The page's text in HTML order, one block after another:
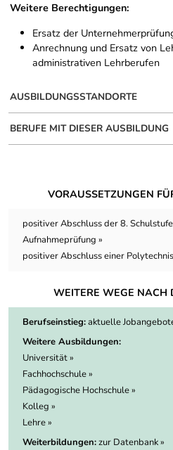
Weitere Berechtigungen:
Ersatz der
Anrechnung und Ersatz von
administrativen Lehrberufen
AUSBILDUNGSSTANDORTE
BERUFE MIT DIESER AUSBILDUNG
VORAUSSETZUNGEN
positiver Abschluss der 8.
Aufnahmeprüfung »
positiver Abschluss einer
WEITERE WEGE NACH
Berufseinstieg:aktuelle
Weitere Ausbildungen:
Universität »
Fachhochschule »
Pädagogische Hochschule »
Kolleg »
Lehre »
Weiterbildungen:zur Datenbank »